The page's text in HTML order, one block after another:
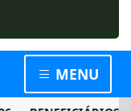
MENU